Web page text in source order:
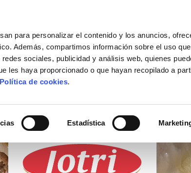
para personalizar el contenido y los anuncios,
Además, compartimos información sobre el uso
sociales, publicidad y análisis web, quienes
les haya proporcionado o que hayan recopilado a
Política de cookies.
Estadística
DÓNDE COMPRAR CONTACTO
PRODUCTOS